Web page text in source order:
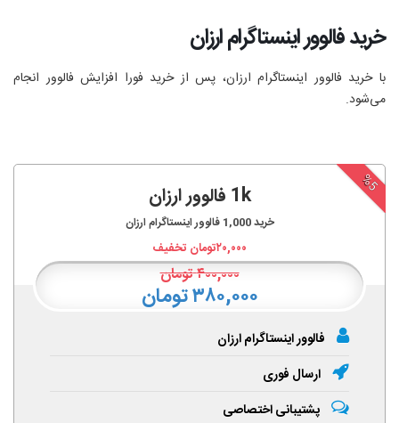
خرید فالوور اینستاگرام ارزان
با خرید فالوور اینستاگرام ارزان، پس از خرید فورا افزایش فالوور انجام‌
می‌شود.
%5 1k فالوور ارزان
خرید1,000 فالوور اینستاگرام ارزان
۲۰,۰۰۰تومان تخفیف
۴۰۰,۰۰۰تومان
۳۸۰,۰۰۰ تومان
فالوور اینستاگرام ارزان
ارسال فوری
پشتیبانی اختصاصی